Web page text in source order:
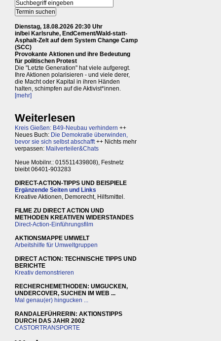
Dienstag, 18.08.2026 20:30 Uhr
in/bei Karlsruhe, EndCement/Wald-statt-
Asphalt-Zelt auf dem System Change Camp
(SCC)
Provokante Aktionen und ihre Bedeutung
für politischen Protest
Die "Letzte Generation" hat viele aufgeregt.
Ihre Aktionen polarisieren - und viele derer,
die Macht oder Kapital in ihren Händen
halten, schimpfen auf die Aktivist*innen.
[mehr]
Weiterlesen
Kreis Gießen: B49-Neubau verhindern ++
Neues Buch: Die Demokratie überwinden,
bevor sie sich selbst abschafft++ Nichts mehr
verpassen: Mailverteiler&Chats
Neue Mobilnr.: 015511439808), Festnetz
bleibt 06401-903283
DIRECT-ACTION-TIPPS UND BEISPIELE
Ergänzende Seiten und Links
Kreative Aktionen, Demorecht, Hilfsmittel.
FILME ZU DIRECT ACTION UND
METHODEN KREATIVEN WIDERSTANDES
Direct-Action-Einführungsfilm
AKTIONSMAPPE UMWELT
Arbeitshilfe für Umweltgruppen
DIRECT ACTION: TECHNISCHE TIPPS UND
BERICHTE
Kreativ demonstrieren
RECHERCHEMETHODEN: UMGUCKEN,
UNDERCOVER, SUCHEN IM WEB ...
Mal genau(er) hingucken ...
RANDALEFÜHRERIN: AKTIONSTIPPS
DURCH DAS JAHR 2002
CASTORTRANSPORTE